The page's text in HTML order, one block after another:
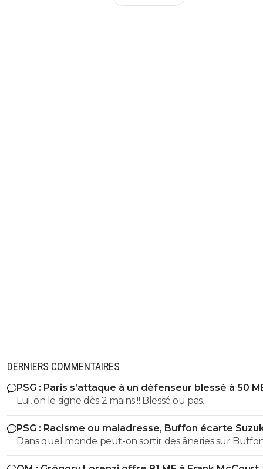
DERNIERS COMMENTAIRES
PSG : Paris s’attaque à un défenseur blessé à 50
Lui, on le signe dès 2 mains !! Blessé ou pas.
PSG : Racisme ou maladresse, Buffon écarte
Dans quel monde peut-on sortir des âneries sur
dire qu'il est raciste? Buffon connait très bien Suzuki ce